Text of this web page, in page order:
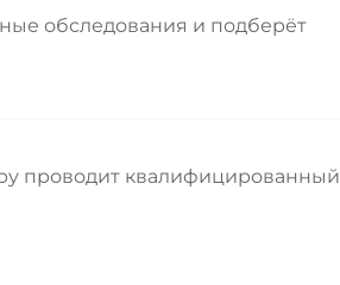
обследования и подберёт
проводит квалифицированный